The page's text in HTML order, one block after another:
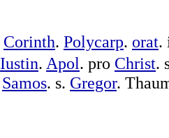
Corinth. Polycarp. orat.
Iustin. Apol. pro Christ.
Samos. s. Gregor.